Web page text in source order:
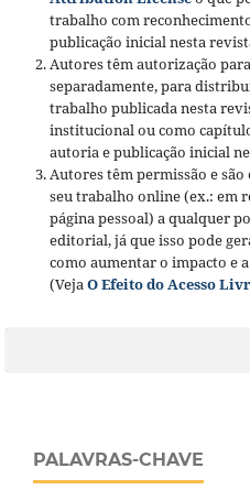
trabalho com
publicação inicial nesta
Autores têm autorização
separadamente, para
trabalho publicada nesta
institucional ou como
autoria e publicação inicial
Autores têm permissão e
seu trabalho online (ex.: em
página pessoal) a qualquer
editorial, já que isso pode
como aumentar o impacto e
(VejaO Efeito do Acesso
PALAVRAS-CHAVE